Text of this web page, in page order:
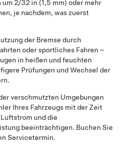
um 2/32 in (1,5 mm) oder mehr
je nachdem, was zuerst
der Bremse durch
oder sportliches Fahren –
in heißen und feuchten
Prüfungen und Wechsel der
verschmutzten Umgebungen
Ihres Fahrzeugs mit der Zeit
und die
beeinträchtigen. Buchen Sie
Servicetermin.